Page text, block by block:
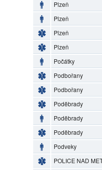
Plzeň
Plzeň
Plzeň
Plzeň
Počátky
Podbořany
Podbořany
Poděbrady
Poděbrady
Poděbrady
Podveky
POLICE NAD